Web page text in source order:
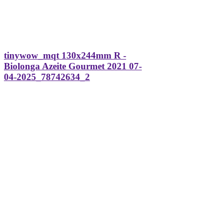
tinywow_mqt 130x244mm R -
Biolonga Azeite Gourmet 2021 07-
04-2025_78742634_2